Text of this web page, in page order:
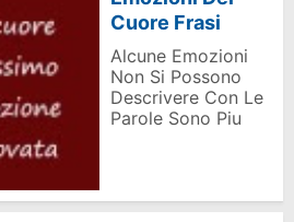
Cuore Frasi
Alcune Emozioni
Non Si Possono
Descrivere Con Le
Parole Sono Piu